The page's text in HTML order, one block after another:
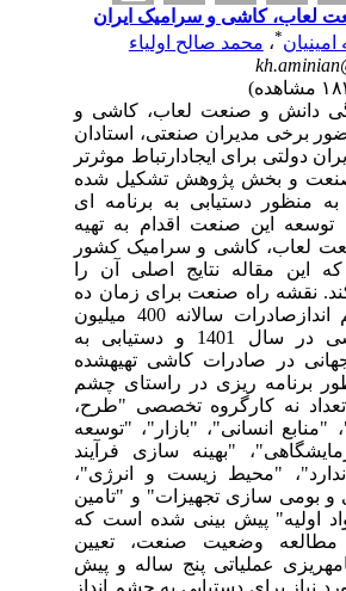
لعاب، کاشی و سرامیک ایران
*،محمد صالح اولیاء
دانش و صنعت لعاب، کاشی و
برخی مدیران صنعتی، استادان
دولتی برای ایجادارتباط موثرتر
و بخش پژوهش تشکیل شده
منظور دستیابی به برنامه ای
این صنعت اقدام به تهیه
لعاب، کاشی و سرامیک کشور
این مقاله نتایج اصلی آن را
نقشه راه صنعت برای زمان ده
سال با چشم اندازصادرات سالانه 400 میلیون
مترمربع کاشی در سال 1401 و دستیابی به
در صادرات کاشی تهیهشده
برنامه ریزی در راستای چشم
نه کارگروه تخصصی "طرح،
انسانی"، "بازار"، "توسعه
"بهینه سازی فرآیند
"محیط زیست و انرژی"،
بومی سازی تجهیزات" و "تامین
اولیه" پیش بینی شده است که
مطالعه وضعیت صنعت، تعیین
عملیاتی پنج ساله و پیش